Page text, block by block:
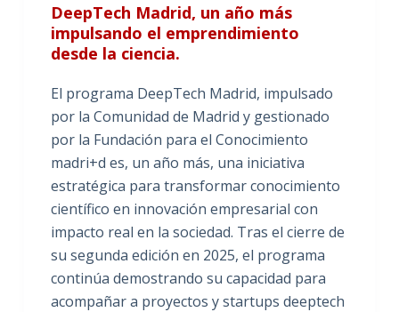
DeepTech Madrid, un año más
impulsando el emprendimiento
desde la ciencia.
El programa DeepTech Madrid, impulsado
por la Comunidad de Madrid y gestionado
por la Fundación para el Conocimiento
madri+d es, un año más, una iniciativa
estratégica para transformar conocimiento
científico en innovación empresarial con
impacto real en la sociedad. Tras el cierre de
su segunda edición en 2025, el programa
continúa demostrando su capacidad para
acompañar a proyectos y startups deeptech